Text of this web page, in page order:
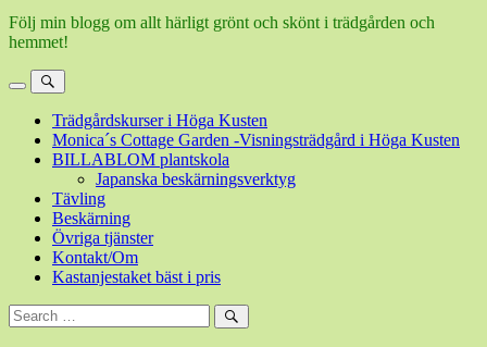
Följ min blogg om allt härligt grönt och skönt i trädgården och
hemmet!
MenySök
Trädgårdskurser i Höga Kusten
Monica´s Cottage Garden -Visningsträdgård i Höga Kusten
BILLABLOM plantskola
Japanska beskärningsverktyg
Tävling
Beskärning
Övriga tjänster
Kontakt/Om
Kastanjestaket bäst i pris
Sök
efter:
Sök